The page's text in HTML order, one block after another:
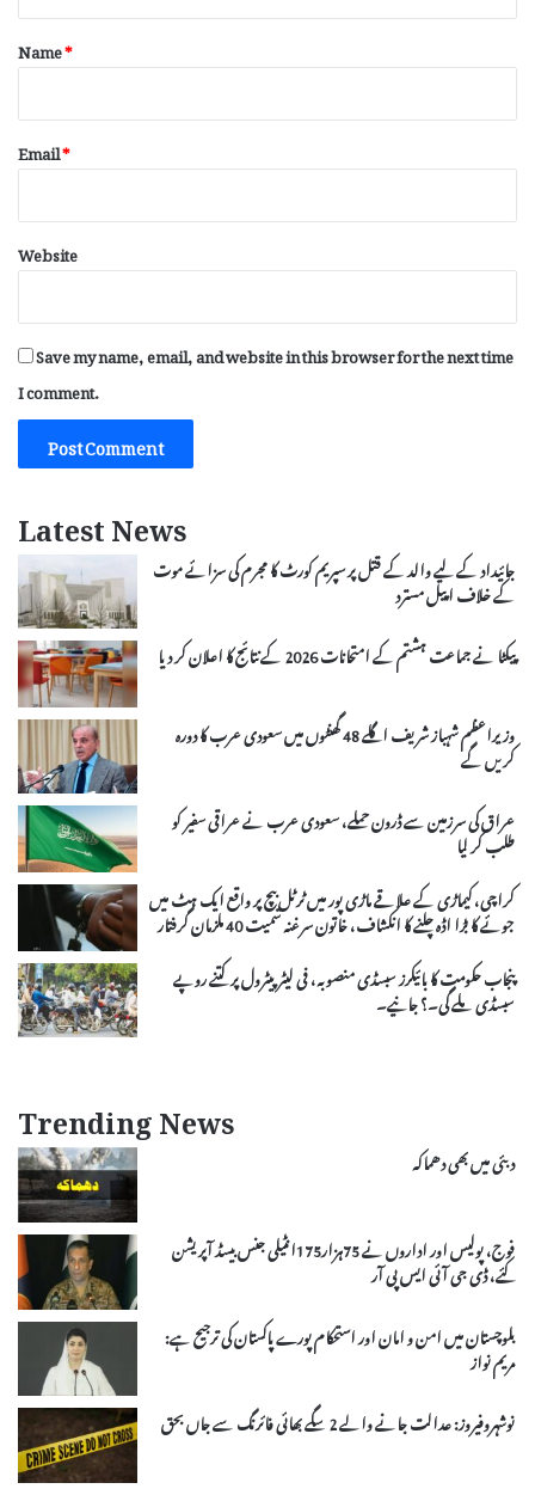
*
Name*
Email*
Website
Save my name, email, and website in this browser for the next time
I comment.
Latest News
جائیداد کے لیے والد کے قتل پر سپریم کورٹ کا مجرم کی سزائے موت
کے خلاف اپیل مسترد
پیکٹا نے جماعت ہشتم کے امتحانات 2026 کے نتائج کا اعلان کر دیا
وزیراعظم شہباز شریف اگلے 48 گھنٹوں میں سعودی عرب کا دورہ
کریں گے
عراق کی سرزمین سے ڈرون حملے، سعودی عرب نے عراقی سفیر کو
طلب کر لیا
کراچی، کیماڑی کے علاقے ماڑی پور میں ٹرٹل بیچ پر واقع ایک ہٹ میں
جوئے کا بڑا اڈہ چلنے کا انکشاف، خاتون سرغنہ سمیت 40 ملزمان گرفتار
پنجاب حکومت کا بائیکرز سبسڈی منصوبہ، فی لیٹر پیٹرول پر کتنے روپے
سبسڈی ملے گی۔؟ جانیے۔
Trending News
دبئی میں بھی دھماکہ
فوج، پولیس اور اداروں نے 75ہزار175انٹیلی جنس بیسڈ آپریشن
کئے، ڈی جی آئی ایس پی آر
بلوچستان میں امن و امان اور استحکام پورے پاکستان کی ترجیح ہے:
مریم نواز
نوشہروفیروز: عدالت جانے والے 2 سگے بھائی فائرنگ سے جاں بحق